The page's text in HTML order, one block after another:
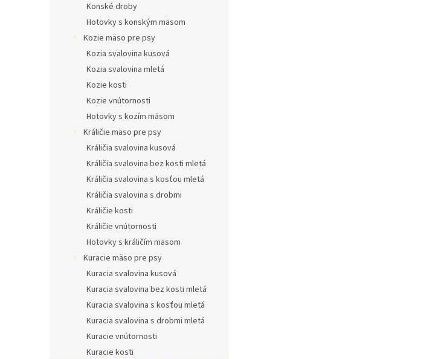
Konské droby
Hotovky s konským mäsom
Kozie mäso pre psy
Kozia svalovina kusová
Kozia svalovina mletá
Kozie kosti
Kozie vnútornosti
Hotovky s kozím mäsom
Králičie mäso pre psy
Králičia svalovina kusová
Králičia svalovina bez kosti mletá
Králičia svalovina s kosťou mletá
Králičia svalovina s drobmi
Králičie kosti
Králičie vnútornosti
Hotovky s králičím mäsom
Kuracie mäso pre psy
Kuracia svalovina kusová
Kuracia svalovina bez kosti mletá
Kuracia svalovina s kosťou mletá
Kuracia svalovina s drobmi mletá
Kuracie vnútornosti
Kuracie kosti